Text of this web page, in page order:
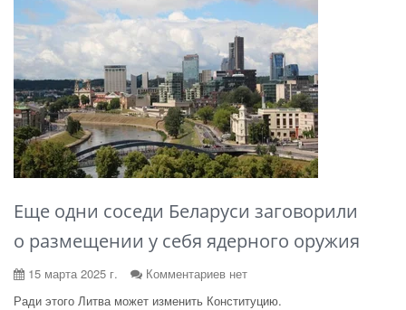
Еще одни соседи Беларуси заговорили
о размещении у себя ядерного оружия
15 марта 2025 г.
Комментариев нет
Ради этого Литва может изменить Конституцию.